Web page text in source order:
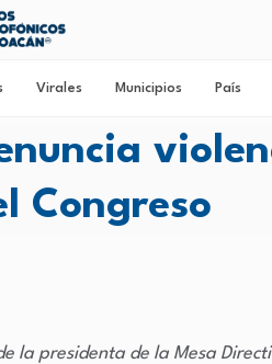
Virales Municipios País
Congreso
la presidenta de la Mesa